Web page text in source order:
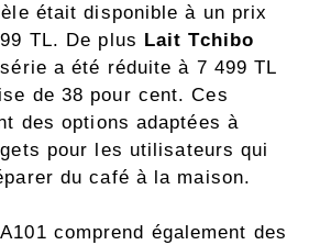
était disponible à un prix
TL. De plus Lait Tchibo
a été réduite à 7 499 TL
de 38 pour cent. Ces
des options adaptées à
pour les utilisateurs qui
du café à la maison.
comprend également des